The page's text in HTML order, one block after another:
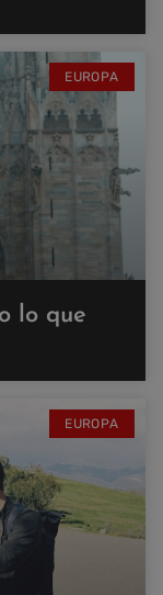
EUROPA
lo que
EUROPA